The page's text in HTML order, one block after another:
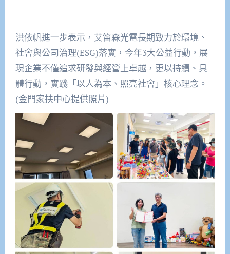
洪依帆進一步表示，艾笛森光電長期致力於環境、
社會與公司治理(ESG)落實，今年3大公益行動，展
現企業不僅追求研發與經營上卓越，更以持續、具
體行動，實踐「以人為本、照亮社會」核心理念。
(金門家扶中心提供照片)